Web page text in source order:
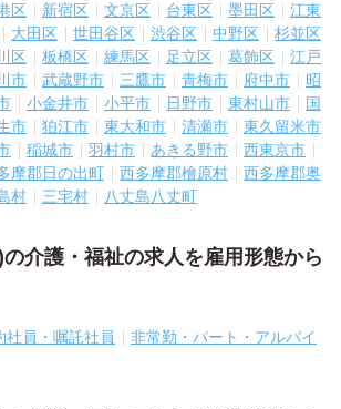
区 新宿区 文京区 台東区 墨田区
江東
大田区 世田谷区 渋谷区 中野区
杉並区
区 板橋区 練馬区 足立区 葛飾区
江戸
市 武蔵野市 三鷹市 青梅市 府中市
昭
小金井市 小平市 日野市 東村山市
国
市 狛江市 東大和市 清瀬市
東久留米市
稲城市 羽村市 あきる野市
西東京市
摩郡日の出町 西多摩郡檜原村
西多摩郡奥
村 三宅村 八丈島八丈町
介護・福祉の求人を雇用形態から
社員・嘱託社員
非常勤・パート・アルバイ